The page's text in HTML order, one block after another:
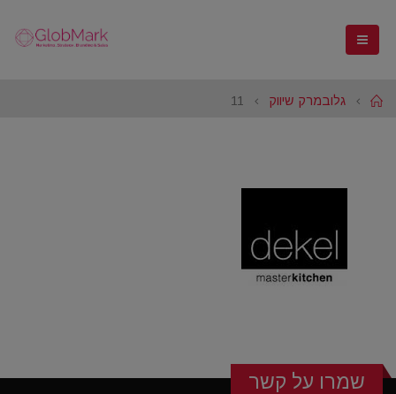
Home
גלובמרק שיווק 11
שמרו על קשר